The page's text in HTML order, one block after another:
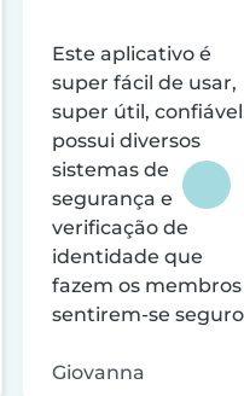
Este aplicativo é
super fácil de usar,
super útil,
possui diversos
sistemas de
segurança e
verificação de
identidade que
fazem os membros
sentirem-se
Giovanna